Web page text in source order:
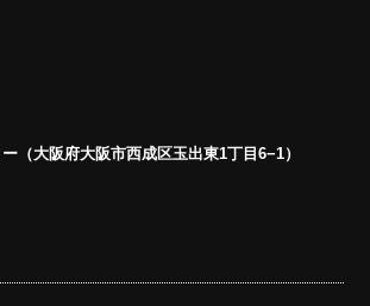
（大阪府大阪市西成区玉出東1丁目6−1）